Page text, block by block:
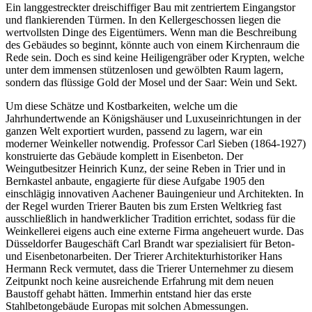
Ein langgestreckter dreischiffiger Bau mit zentriertem Eingangstor
und flankierenden Türmen. In den Kellergeschossen liegen die
wertvollsten Dinge des Eigentümers. Wenn man die Beschreibung
des Gebäudes so beginnt, könnte auch von einem Kirchenraum die
Rede sein. Doch es sind keine Heiligengräber oder Krypten, welche
unter dem immensen stützenlosen und gewölbten Raum lagern,
sondern das flüssige Gold der Mosel und der Saar: Wein und Sekt.
Um diese Schätze und Kostbarkeiten, welche um die
Jahrhundertwende an Königshäuser und Luxuseinrichtungen in der
ganzen Welt exportiert wurden, passend zu lagern, war ein
moderner Weinkeller notwendig. Professor Carl Sieben (1864-1927)
konstruierte das Gebäude komplett in Eisenbeton. Der
Weingutbesitzer Heinrich Kunz, der seine Reben in Trier und in
Bernkastel anbaute, engagierte für diese Aufgabe 1905 den
einschlägig innovativen Aachener Bauingenieur und Architekten. In
der Regel wurden Trierer Bauten bis zum Ersten Weltkrieg fast
ausschließlich in handwerklicher Tradition errichtet, sodass für die
Weinkellerei eigens auch eine externe Firma angeheuert wurde. Das
Düsseldorfer Baugeschäft Carl Brandt war spezialisiert für Beton-
und Eisenbetonarbeiten. Der Trierer Architekturhistoriker Hans
Hermann Reck vermutet, dass die Trierer Unternehmer zu diesem
Zeitpunkt noch keine ausreichende Erfahrung mit dem neuen
Baustoff gehabt hätten. Immerhin entstand hier das erste
Stahlbetongebäude Europas mit solchen Abmessungen.